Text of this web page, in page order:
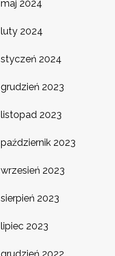
maj 2024
luty 2024
styczeń 2024
grudzień 2023
listopad 2023
październik 2023
wrzesień 2023
sierpień 2023
lipiec 2023
grudzień 2022